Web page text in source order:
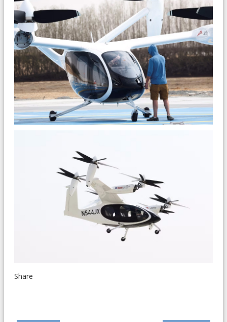
Share